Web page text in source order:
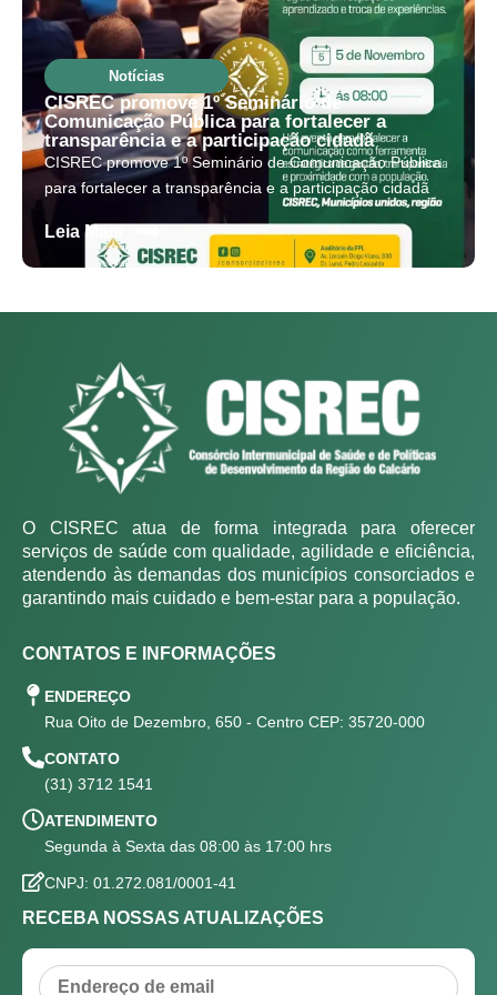
Notícias
CISREC promove 1º Seminário de
Comunicação Pública para fortalecer a
transparência e a participação cidadã
CISREC promove 1º Seminário de Comunicação Pública
para fortalecer a transparência e a participação cidadã
Leia Mais
O CISREC atua de forma integrada para oferecer
serviços de saúde com qualidade, agilidade e eficiência,
atendendo às demandas dos municípios consorciados e
garantindo mais cuidado e bem-estar para a população.
CONTATOS E INFORMAÇÕES
ENDEREÇO
Rua Oito de Dezembro, 650 - Centro CEP: 35720-000
CONTATO
(31) 3712 1541
ATENDIMENTO
Segunda à Sexta das 08:00 às 17:00 hrs
CNPJ: 01.272.081/0001-41
RECEBA NOSSAS ATUALIZAÇÕES
Email